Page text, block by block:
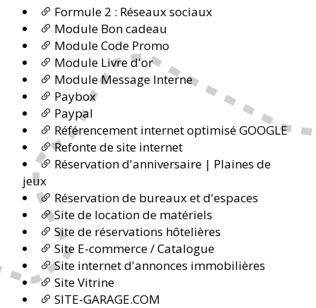
Formule 2 : Réseaux sociaux
Module Bon cadeau
Module Code Promo
Module Livre d'or
Module Message Interne
Paybox
Paypal
Référencement internet optimisé GOOGLE
Refonte de site internet
Réservation d'anniversaire | Plaines de
jeux
Réservation de bureaux et d'espaces
Site de location de matériels
Site de réservations hôtelières
Site E-commerce / Catalogue
Site internet d'annonces immobilières
Site Vitrine
SITE-GARAGE.COM